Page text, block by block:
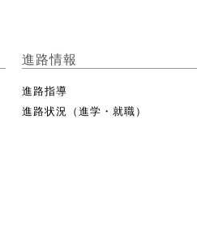
進路情報
進路指導
進路状況（進学・就職）